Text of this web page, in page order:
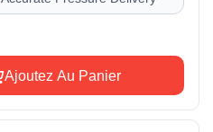
Ajoutez Au Panier